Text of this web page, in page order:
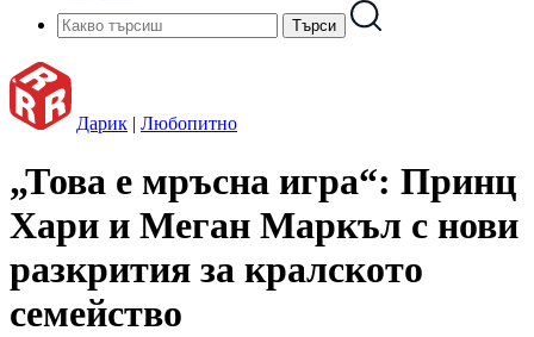
Дарик | Любопитно
„Това е мръсна игра“: Принц
Хари и Меган Маркъл с нови
разкрития за кралското
семейство